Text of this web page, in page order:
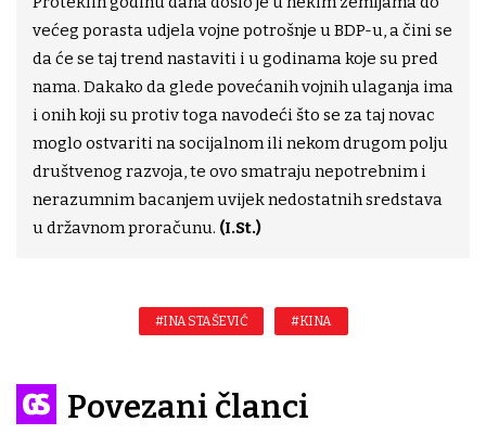
većeg porasta udjela vojne potrošnje u BDP-u, a čini se
da će se taj trend nastaviti i u godinama koje su pred
nama. Dakako da glede povećanih vojnih ulaganja ima
i onih koji su protiv toga navodeći što se za taj novac
moglo ostvariti na socijalnom ili nekom drugom polju
društvenog razvoja, te ovo smatraju nepotrebnim i
nerazumnim bacanjem uvijek nedostatnih sredstava
u državnom proračunu. (I.St.)
#INA STAŠEVIĆ #KINA
Povezani članci